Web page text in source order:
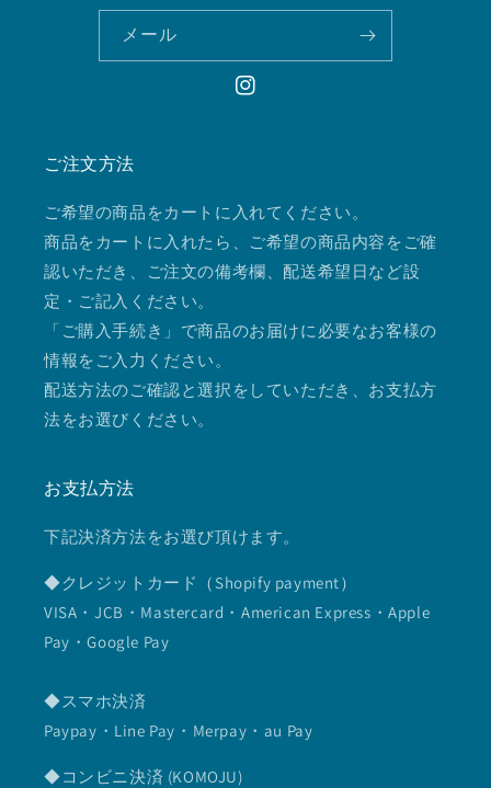
メール
Instagram
ご注文方法
ご希望の商品をカートに入れてください。
商品をカートに入れたら、ご希望の商品内容をご確
認いただき、ご注文の備考欄、配送希望日など設
定・ご記入ください。
「ご購入手続き」で商品のお届けに必要なお客様の
情報をご入力ください。
配送方法のご確認と選択をしていただき、お支払方
法をお選びください。
お支払方法
下記決済方法をお選び頂けます。
◆クレジットカード（Shopify payment）
VISA・JCB・Mastercard・American Express・Apple
Pay・Google Pay
◆スマホ決済
Paypay・Line Pay・Merpay・au Pay
◆コンビニ決済 (KOMOJU)